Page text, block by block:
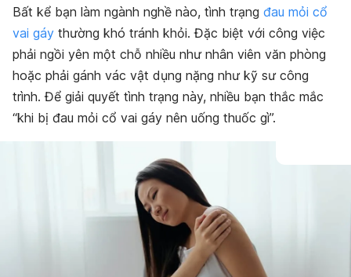
Bất kể bạn làm ngành nghề nào, tình trạng đau mỏi cổ
vai gáy thường khó tránh khỏi. Đặc biệt với công việc
phải ngồi yên một chỗ nhiều như nhân viên văn phòng
hoặc phải gánh vác vật dụng nặng như kỹ sư công
trình. Để giải quyết tình trạng này, nhiều bạn thắc mắc
“khi bị đau mỏi cổ vai gáy nên uống thuốc gì”.